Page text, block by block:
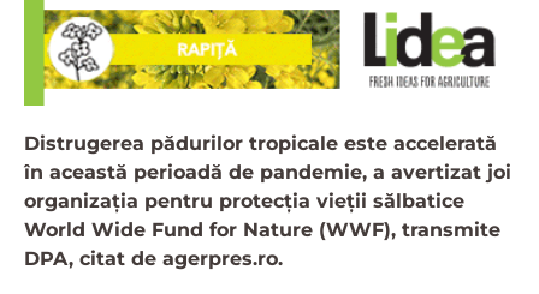
Distrugerea pădurilor tropicale este accelerată
în această perioadă de pandemie, a avertizat joi
organizaţia pentru protecţia vieţii sălbatice
World Wide Fund for Nature (WWF), transmite
DPA, citat de agerpres.ro.